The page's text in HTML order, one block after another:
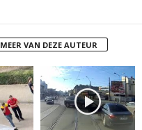
MEER VAN DEZE AUTEUR